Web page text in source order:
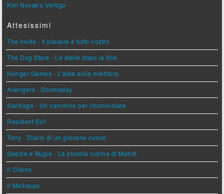
Kim Novak's Vertigo
Attesissimi
The Invite - Il piacere è tutto nostro
The Dog Stars - Le stelle dopo la fine
Hunger Games - L'alba sulla mietitura
Avengers - Doomsday
Santiago - Un cammino per ricominciare
Resident Evil
Tony - Diario di un giovane cuoco
Spezie e Bugie - La piccola cucina di Mehdi
Il Cileno
Il Malloppo